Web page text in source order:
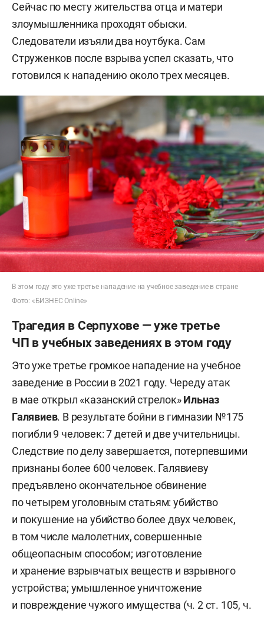
Сейчас по месту жительства отца и матери
злоумышленника проходят обыски.
Следователи изъяли два ноутбука. Сам
Струженков после взрыва успел сказать, что
готовился к нападению около трех месяцев.
В этом году это уже третье нападение на учебное заведение в стране
Фото: «БИЗНЕС Online»
Трагедия в Серпухове — уже третье
ЧП в учебных заведениях в этом году
Это уже третье громкое нападение на учебное
заведение в России в 2021 году. Череду атак
в мае открыл «казанский стрелок»Ильназ
Галявиев. В результате бойни в гимназии №175
погибли 9 человек: 7 детей и две учительницы.
Следствие по делу завершается, потерпевшими
признаны более 600 человек. Галявиеву
предъявлено окончательное обвинение
по четырем уголовным статьям: убийство
и покушение на убийство более двух человек,
в том числе малолетних, совершенные
общеопасным способом; изготовление
и хранение взрывчатых веществ и взрывного
устройства; умышленное уничтожение
и повреждение чужого имущества (ч. 2 ст. 105, ч.